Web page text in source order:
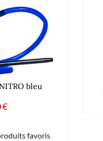
bleu
€
favoris